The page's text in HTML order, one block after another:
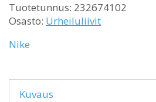
Tuotetunnus: 232674102
Osasto: Urheiluliivit
Nike
Kuvaus